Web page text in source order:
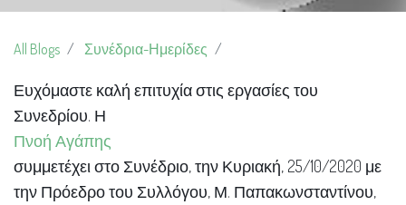
All Blogs Συνέδρια-Ημερίδες
Ευχόμαστε καλή επιτυχίαστις εργασίες του
Συνεδρίου. Η
Πνοή Αγάπης
συμμετέχει στο Συνέδριο, την Κυριακή, 25/10/2020 με
την Πρόεδρο του Συλλόγου, Μ. Παπακωνσταντίνου,